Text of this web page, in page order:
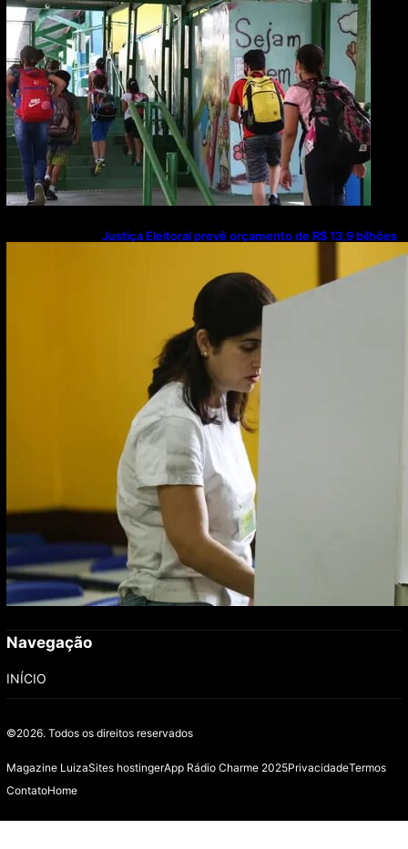
Justiça Eleitoral prevê orçamento de R$ 13,9 bilhões
Navegação
INÍCIO
©2026. Todos os direitos reservados
Magazine LuizaSites hostingerApp Rádio Charme 2025PrivacidadeTermos
ContatoHome